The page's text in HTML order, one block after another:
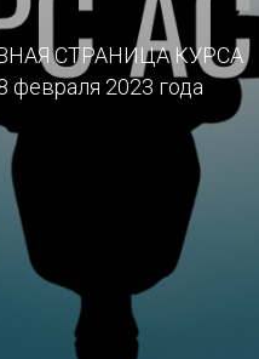
СТРАНИЦА КУРСА
февраля 2023 года